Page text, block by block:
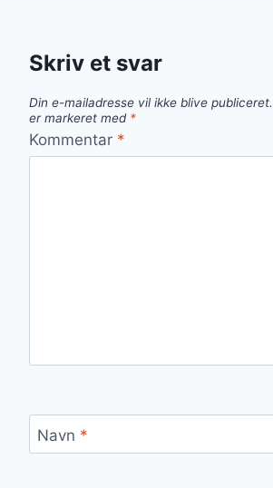
Skriv et svar
Din e-mailadresse vil ikke blive publiceret.
er markeret med *
Kommentar *
Navn *